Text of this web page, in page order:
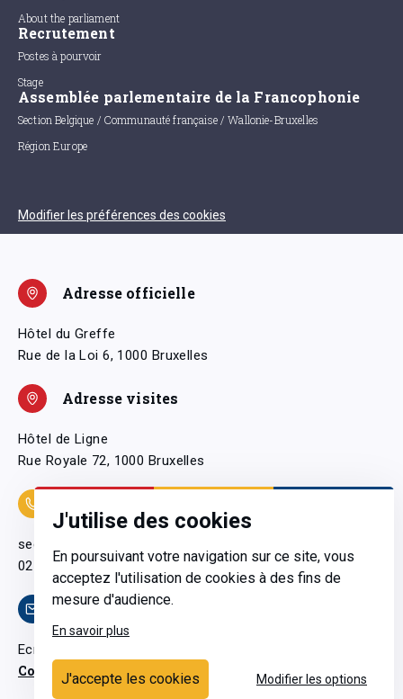
J'utilise des cookies
En poursuivant votre navigation sur ce site, vous
acceptez l'utilisation de cookies à des fins de
mesure d'audience.
En savoir plus
J'accepte les cookies Modifier les options
About the parliament
Recrutement
Postes à pourvoir
Stage
Assemblée parlementaire de la Francophonie
Section Belgique / Communauté française / Wallonie-Bruxelles
Région Europe
Modifier les préférences des cookies
Adresse officielle
Hôtel du Greffe
Rue de la Loi 6, 1000 Bruxelles
Adresse visites
Hôtel de Ligne
Rue Royale 72, 1000 Bruxelles
secretariatgeneral@pfwb.be
02 506 38 11
Contact
Ecrivez-nous
Contactez-nous